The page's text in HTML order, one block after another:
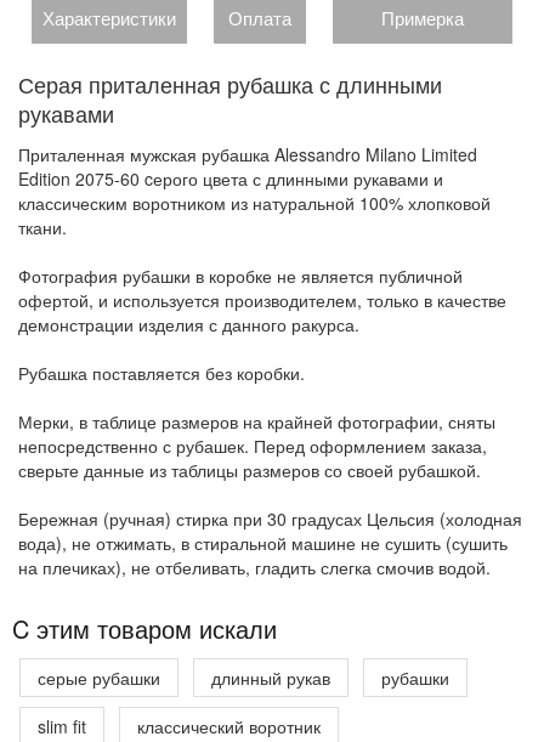
Характеристики Оплата Примерка
Серая приталенная рубашка с длинными
рукавами
Приталенная мужская рубашка Alessandro Milano Limited
Edition 2075-60 cерого цвета с длинными рукавами и
классическим воротником из натуральной 100% хлопковой
ткани.
Фотография рубашки в коробке не является публичной
офертой, и используется производителем, только в качестве
демонстрации изделия с данного ракурса.
Рубашка поставляется без коробки.
Мерки, в таблице размеров на крайней фотографии, сняты
непосредственно с рубашек. Перед оформлением заказа,
сверьте данные из таблицы размеров со своей рубашкой.
Бережная (ручная) стирка при 30 градусах Цельсия (холодная
вода), не отжимать, в стиральной машине не сушить (сушить
на плечиках), не отбеливать, гладить слегка смочив водой.
C этим товаром искали
серые рубашки длинный рукав
рубашки
slim fit
классический воротник